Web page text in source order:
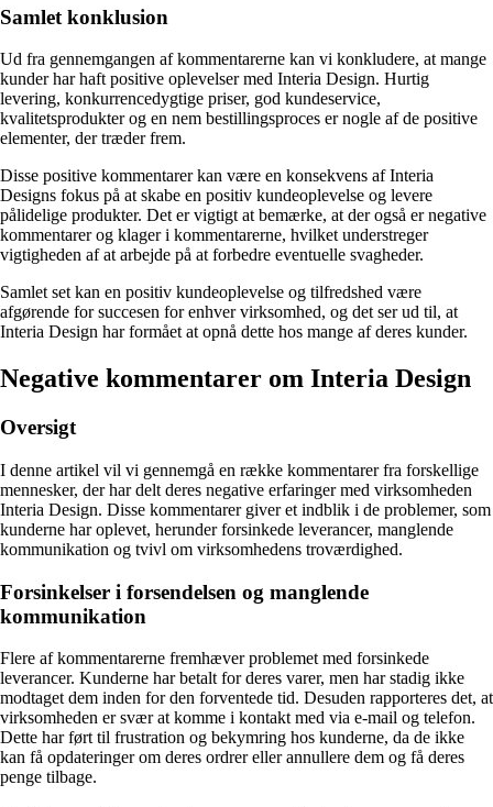
Samlet konklusion
Ud fra gennemgangen af kommentarerne kan vi konkludere, at mange
kunder har haft positive oplevelser med Interia Design. Hurtig
levering, konkurrencedygtige priser, god kundeservice,
kvalitetsprodukter og en nem bestillingsproces er nogle af de positive
elementer, der træder frem.
Disse positive kommentarer kan være en konsekvens af Interia
Designs fokus på at skabe en positiv kundeoplevelse og levere
pålidelige produkter. Det er vigtigt at bemærke, at der også er negative
kommentarer og klager i kommentarerne, hvilket understreger
vigtigheden af at arbejde på at forbedre eventuelle svagheder.
Samlet set kan en positiv kundeoplevelse og tilfredshed være
afgørende for succesen for enhver virksomhed, og det ser ud til, at
Interia Design har formået at opnå dette hos mange af deres kunder.
Negative kommentarer om Interia Design
Oversigt
I denne artikel vil vi gennemgå en række kommentarer fra forskellige
mennesker, der har delt deres negative erfaringer med virksomheden
Interia Design. Disse kommentarer giver et indblik i de problemer, som
kunderne har oplevet, herunder forsinkede leverancer, manglende
kommunikation og tvivl om virksomhedens troværdighed.
Forsinkelser i forsendelsen og manglende
kommunikation
Flere af kommentarerne fremhæver problemet med forsinkede
leverancer. Kunderne har betalt for deres varer, men har stadig ikke
modtaget dem inden for den forventede tid. Desuden rapporteres det, at
virksomheden er svær at komme i kontakt med via e-mail og telefon.
Dette har ført til frustration og bekymring hos kunderne, da de ikke
kan få opdateringer om deres ordrer eller annullere dem og få deres
penge tilbage.